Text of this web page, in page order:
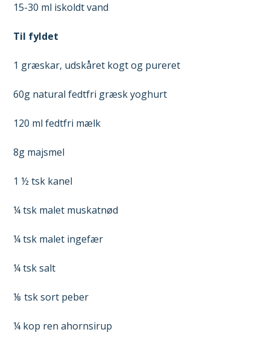
15-30 ml iskoldt vand
Til fyldet
1 græskar, udskåret kogt og pureret
60g natural fedtfri græsk yoghurt
120 ml fedtfri mælk
8g majsmel
1 ½ tsk kanel
¼ tsk malet muskatnød
¼ tsk malet ingefær
¼ tsk salt
⅛ tsk sort peber
¼ kop ren ahornsirup